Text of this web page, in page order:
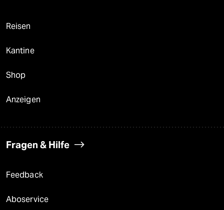
Reisen
Kantine
Shop
Anzeigen
Fragen & Hilfe
Feedback
Aboservice